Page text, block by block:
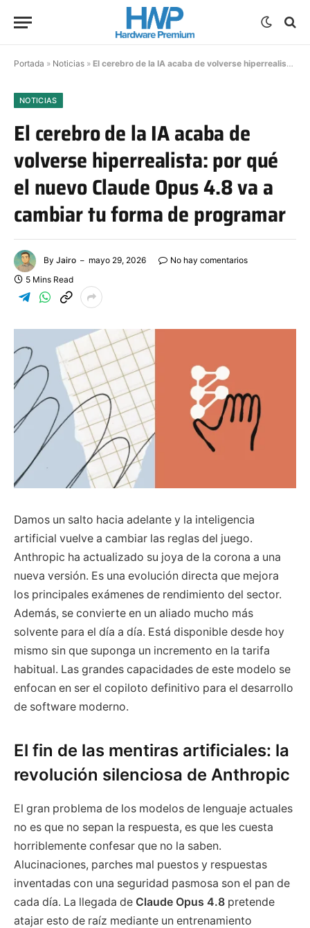
Portada » Noticias » El cerebro de la IA acaba de volverse hiperrealista: por qué el nuevo Claude Opus 4.8 va a cambiar tu forma de programar
NOTICIAS
El cerebro de la IA acaba de
volverse hiperrealista: por qué
el nuevo Claude Opus 4.8 va a
cambiar tu forma de programar
By Jairo mayo 29, 2026
No hay comentarios
5 Mins Read
Damos un salto hacia adelante y la inteligencia
artificial vuelve a cambiar las reglas del juego.
Anthropic ha actualizado su joya de la corona a una
nueva versión. Es una evolución directa que mejora
los principales exámenes de rendimiento del sector.
Además, se convierte en un aliado mucho más
solvente para el día a día. Está disponible desde hoy
mismo sin que suponga un incremento en la tarifa
habitual. Las grandes capacidades de este modelo se
enfocan en ser el copiloto definitivo para el desarrollo
de software moderno.
El fin de las mentiras artificiales: la
revolución silenciosa de Anthropic
El gran problema de los modelos de lenguaje actuales
no es que no sepan la respuesta, es que les cuesta
horriblemente confesar que no la saben.
Alucinaciones, parches mal puestos y respuestas
inventadas con una seguridad pasmosa son el pan de
cada día. La llegada de Claude Opus 4.8 pretende
atajar esto de raíz mediante un entrenamiento